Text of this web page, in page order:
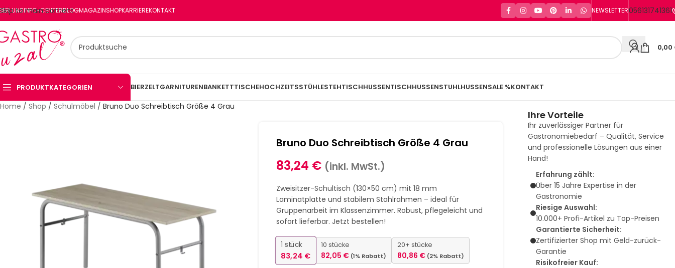
Skip to main content
UNSINFO-CENTERBLOGMAGAZINSHOPKARRIEREKONTAKT NEWSLETTER056131741361
0,00
PRODUKTKATEGORIEN BIERZELTGARNITURENBANKETTTISCHEHOCHZEITSSTÜHLESTEHTISCHHUSSENTISCHHUSSENSTUHLHUSSENSALE %KONTAKT
Home / Shop / Schulmöbel / Bruno Duo Schreibtisch Größe 4 Grau
Bruno Duo Schreibtisch Größe 4 Grau
83,24 € (inkl. MwSt.)
Zweisitzer-Schultisch (130×50 cm) mit 18 mm
Laminatplatte und stabilem Stahlrahmen – ideal für
Gruppenarbeit im Klassenzimmer. Robust, pflegeleicht und
sofort lieferbar. Jetzt bestellen!
1 stück
83,24 €
10 stücke
82,05 € (1% Rabatt)
20+ stücke
80,86 € (2% Rabatt)
Ihre Vorteile
Ihr zuverlässiger Partner für
Gastronomiebedarf – Qualität, Service
und professionelle Lösungen aus einer
Hand!
Erfahrung zählt:
Über 15 Jahre Expertise in der
Gastronomie
Riesige Auswahl:
10.000+ Profi-Artikel zu Top-Preisen
Garantierte Sicherheit:
Zertifizierter Shop mit Geld-zurück-
Garantie
Risikofreier Kauf: